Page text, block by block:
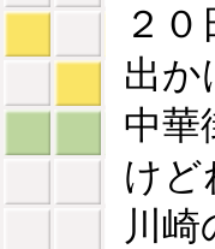
２
出か
中華
けど
川